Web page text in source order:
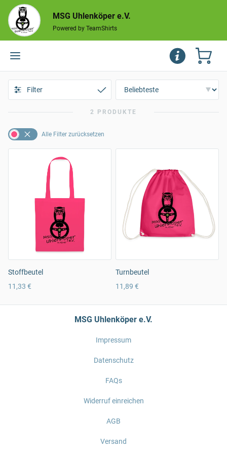
MSG Uhlenköper e.V.
Powered by TeamShirts
Filter
2 PRODUKTE
Alle Filter zurücksetzen
Stoffbeutel
11,33 €
Turnbeutel
11,89 €
MSG Uhlenköper e.V.
Impressum
Datenschutz
FAQs
Widerruf einreichen
AGB
Versand